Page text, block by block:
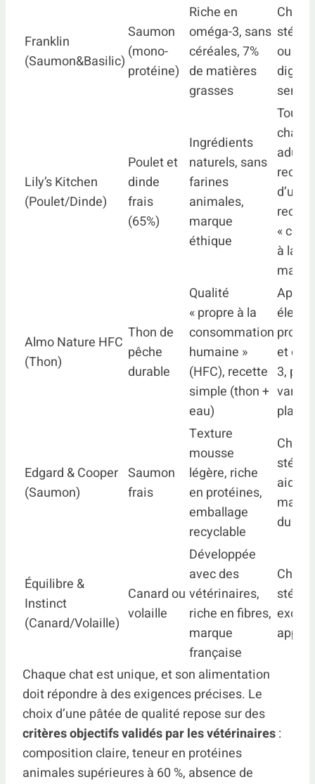
Franklin
(Saumon&Basilic)
Saumon
(mono-
protéine)
Riche en
oméga-3, sans
céréales, 7%
de matières
grasses
Chats
ou à
Lily’s Kitchen
(Poulet/Dinde)
Poulet et
dinde
frais
(65%)
Ingrédients
naturels, sans
farines
animales,
marque
éthique
Tous
chats
d’une
«
à la
Almo Nature HFC
(Thon)
Thon de
pêche
durable
Qualité
« propre à la
consommation
humaine »
(HFC), recette
simple (thon +
eau)
Apport
élevé
et
3, pour
varier
Edgard & Cooper
(Saumon)
Saumon
frais
Texture
mousse
légère, riche
en protéines,
emballage
recyclable
Chats
aide
du
Équilibre &
Instinct
(Canard/Volaille)
Canard ou
volaille
Développée
avec des
vétérinaires,
riche en fibres,
marque
française
Chats
Chaque chat est unique, et son alimentation
doit répondre à des exigences précises. Le
choix d’une pâtée de qualité repose sur des
critères objectifs validés par les vétérinaires:
composition claire, teneur en protéines
animales supérieures à 60 %, absence de